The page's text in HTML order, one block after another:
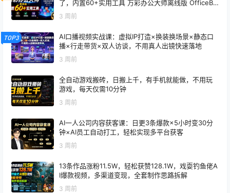
了，内置60+实用工具 万彩办公大师离线版 OfficeBo
3 周前
TOP3
AI口播视频实战课：虚拟IP打造×换装换场景×静态口
播×行走带货×双人访谈，不用真人出镜快速落地
3 周前
全自动游戏搬砖，日搬上千，有手机就能做，不用玩
游戏，每天仅需10分钟
3 周前
AI一人公司内容获客课：日更3条爆款×5小时变30分
钟×AI员工自动打工，轻松实现多平台获客
3 周前
13条作品涨粉11.5W，轻松获赞128.1W，戏耍钓鱼佬A
I爆款视频，多渠道变现，全套制作思路拆解
3 周前